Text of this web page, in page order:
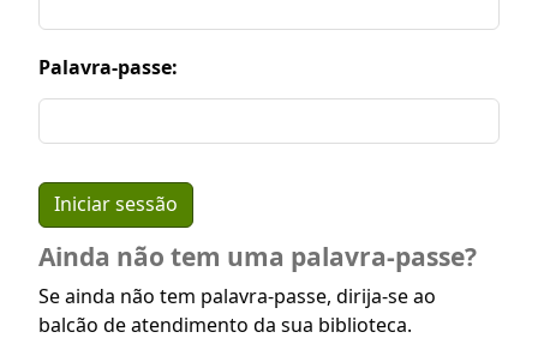
Palavra-passe:
Ainda não tem uma palavra-passe?
Se ainda não tem palavra-passe, dirija-se ao
balcão de atendimento da sua biblioteca.